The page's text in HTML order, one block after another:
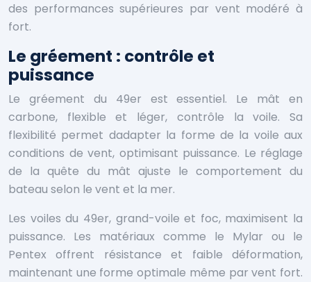
des performances supérieures par vent modéré à
fort.
Le gréement : contrôle et
puissance
Le gréement du 49er est essentiel. Le mât en
carbone, flexible et léger, contrôle la voile. Sa
flexibilité permet dadapter la forme de la voile aux
conditions de vent, optimisant puissance. Le réglage
de la quête du mât ajuste le comportement du
bateau selon le vent et la mer.
Les voiles du 49er, grand-voile et foc, maximisent la
puissance. Les matériaux comme le Mylar ou le
Pentex offrent résistance et faible déformation,
maintenant une forme optimale même par vent fort.